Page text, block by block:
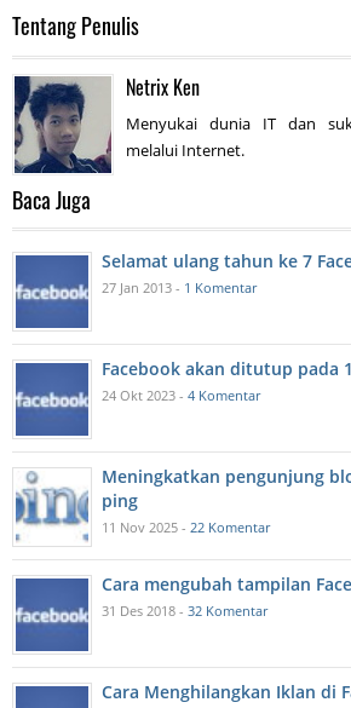
Tentang Penulis
Netrix Ken
Menyukai dunia IT dan
melalui Internet.
Baca Juga
Selamat ulang tahun ke 7
27 Jan 2013 - 1 Komentar
Facebook akan ditutup pada
24 Okt 2023 - 4 Komentar
Meningkatkan pengunjung
ping
11 Nov 2025 - 22 Komentar
Cara mengubah tampilan
31 Des 2018 - 32 Komentar
Cara Menghilangkan Iklan di